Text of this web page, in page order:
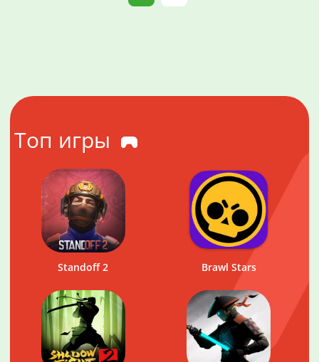
Топ игры
Standoff 2 Brawl Stars